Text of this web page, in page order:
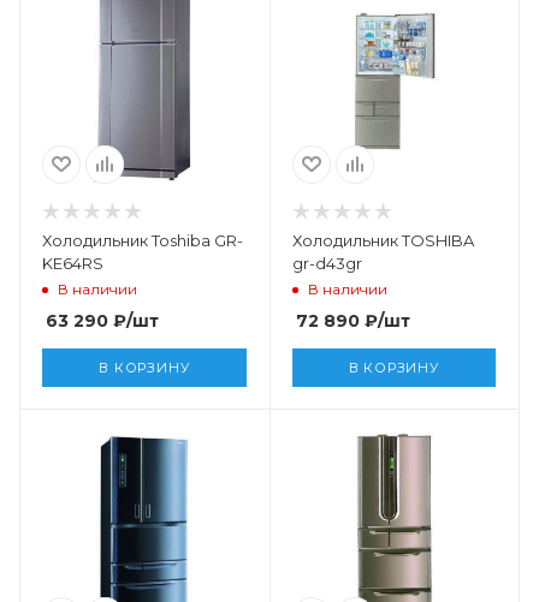
Холодильник Toshiba GR-
KE64RS
В наличии
63 290 ₽/шт
В КОРЗИНУ
Холодильник TOSHIBA
gr-d43gr
В наличии
72 890₽/шт
В КОРЗИНУ